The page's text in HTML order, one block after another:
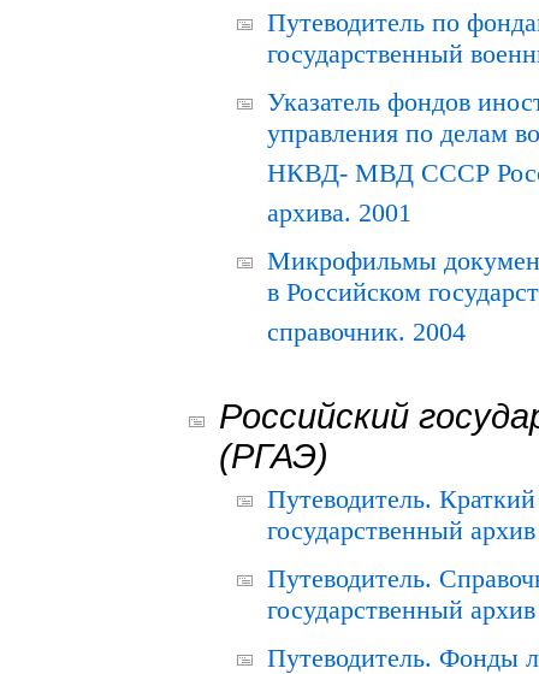
Путеводитель по
государственный
Указатель фондов
управления по делам
НКВД- МВД СССР
архива. 2001
Микрофильмы
в Российском
справочник. 2004
Российский
(РГАЭ)
Путеводитель.
государственный
Путеводитель.
государственный
Путеводитель. Фонды